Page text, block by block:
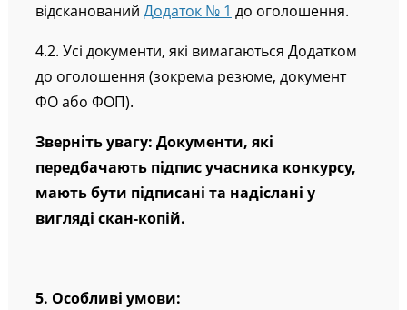
відсканований Додаток № 1 до оголошення.
4.2. Усі документи, які вимагаються Додатком
до оголошення (зокрема резюме, документ
ФО або ФОП).
Зверніть увагу: Документи, які
передбачають підпис учасника конкурсу,
мають бути підписані та надіслані у
вигляді скан-копій.
5. Особливі умови: